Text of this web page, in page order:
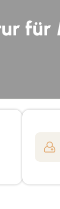
für